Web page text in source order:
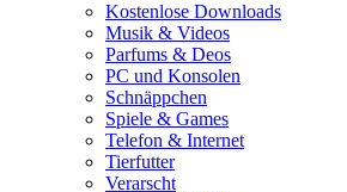
Kostenlose Downloads
Musik & Videos
Parfums & Deos
PC und Konsolen
Schnäppchen
Spiele & Games
Telefon & Internet
Tierfutter
Verarscht